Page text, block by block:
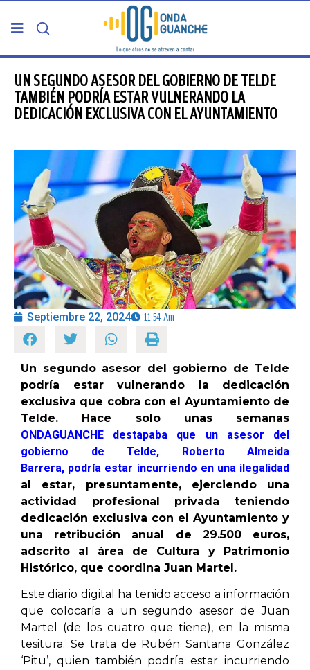
PORTADA
TELDE
GRAN CANARIA
CANARIAS
5ª COLUMNA
CARTAS DEL DIRECTOR
ENTREVISTAS
OPINIÓN
PROGRAMAS
UN SEGUNDO ASESOR DEL GOBIERNO DE TELDE
TAMBIÉN PODRÍA ESTAR VULNERANDO LA
DEDICACIÓN EXCLUSIVA CON EL AYUNTAMIENTO
Septiembre 22, 2024 11:54 Am
Un segundo asesor del gobierno de Telde
podría estar vulnerando la dedicación
exclusiva que cobra con el Ayuntamiento de
Telde. Hace solo unas semanas
ONDAGUANCHE destapaba que un asesor del
gobierno de Telde, Roberto Almeida
Barrera, podría estar incurriendo en una ilegalidad
al estar, presuntamente, ejerciendo una
actividad profesional privada teniendo
dedicación exclusiva con el Ayuntamiento y
una retribución anual de 29.500 euros,
adscrito al área de Cultura y Patrimonio
Histórico, que coordina Juan Martel.
Este diario digital ha tenido acceso a información
que colocaría a un segundo asesor de Juan
Martel (de los cuatro que tiene), en la misma
tesitura. Se trata de Rubén Santana González
‘Pitu’, quien también podría estar incurriendo